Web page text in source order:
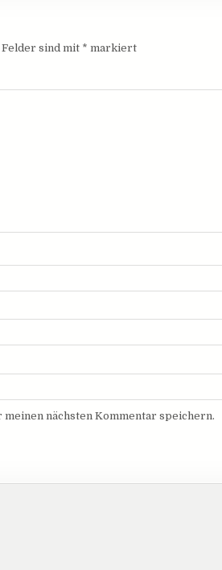
sind mit * markiert
nächsten Kommentar speichern.